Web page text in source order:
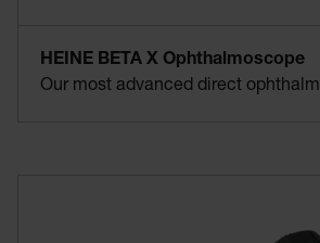
HEINE BETA X Ophthalmoscope
Our most advanced direct